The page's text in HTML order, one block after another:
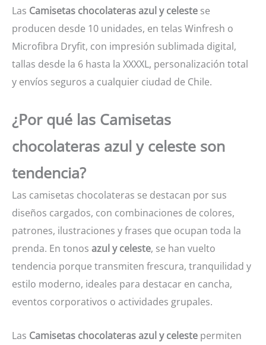
Las Camisetas chocolateras azul y celeste se
producen desde 10 unidades, en telas Winfresh o
Microfibra Dryfit, con impresión sublimada digital,
tallas desde la 6 hasta la XXXXL, personalización total
y envíos seguros a cualquier ciudad de Chile.
¿Por qué las Camisetas
chocolateras azul y celeste son
tendencia?
Las camisetas chocolateras se destacan por sus
diseños cargados, con combinaciones de colores,
patrones, ilustraciones y frases que ocupan toda la
prenda. En tonos azul y celeste, se han vuelto
tendencia porque transmiten frescura, tranquilidad y
estilo moderno, ideales para destacar en cancha,
eventos corporativos o actividades grupales.
Las Camisetas chocolateras azul y celeste permiten